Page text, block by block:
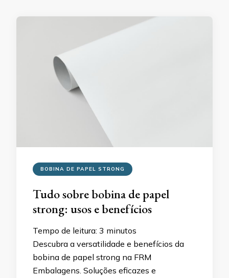
BOBINA DE PAPEL STRONG
Tudo sobre bobina de papel
strong: usos e benefícios
Tempo de leitura: 3 minutos
Descubra a versatilidade e benefícios da
bobina de papel strong na FRM
Embalagens. Soluções eficazes e